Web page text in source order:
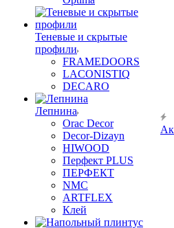
Теневые и скрытые
профили
FRAMEDOORS
LACONISTIQ
DECARO
Лепнина
Orac Decor
Decor-Dizayn
HIWOOD
Перфект PLUS
ПЕРФЕКТ
NMC
ARTFLEX
Клей